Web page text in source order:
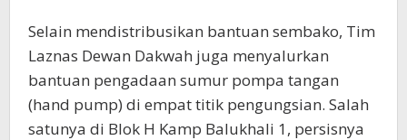
Selain mendistribusikan bantuan sembako, Tim
Laznas Dewan Dakwah juga menyalurkan
bantuan pengadaan sumur pompa tangan
(hand pump) di empat titik pengungsian. Salah
satunya di Blok H Kamp Balukhali 1, persisnya